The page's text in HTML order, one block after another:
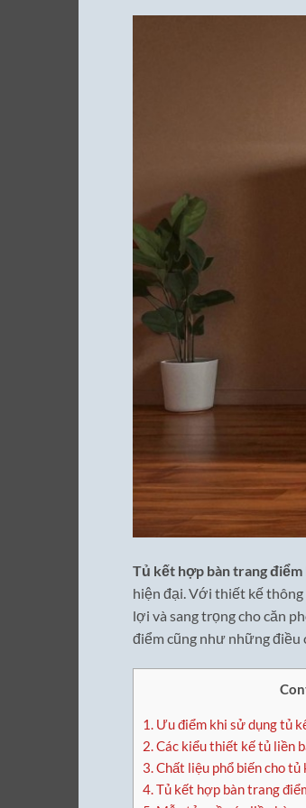
Tủ kết hợp bàn trang điểm
hiện đại. Với thiết kế thông
lợi và sang trọng cho căn
điểm cũng như những điều
1. Ưu điểm khi sử dụng tủ
2.Các kiểu thiết kế tủ liền
3.Chất liệu phổ biến cho
4.Tủ kết hợp bàn trang